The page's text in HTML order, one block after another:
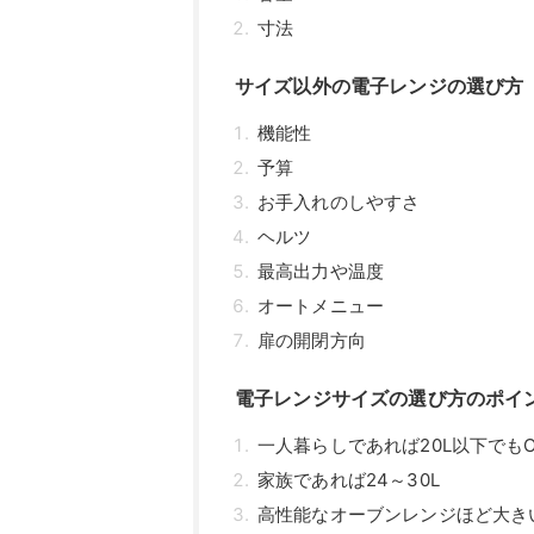
扉の開閉方向
電子レンジサイズの選び方のポイ
一人暮らしであれば20L以下でも
家族であれば24～30L
高性能なオーブンレンジほど大きい
幅450㎜前後サイズ｜おすすめの
山善 電子レンジ YRM-HF171
Toffy 電子レンジ K-DR1
アイリスオーヤマ 17Lターン
幅450～500㎜サイズ｜おすすめ
シャープ 単機能レンジ RE-TS174
パナソニック 電子レンジ NE-